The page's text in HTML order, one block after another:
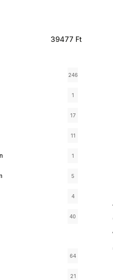
39477 Ft
246
1
17
11
1
5
4
40
64
21